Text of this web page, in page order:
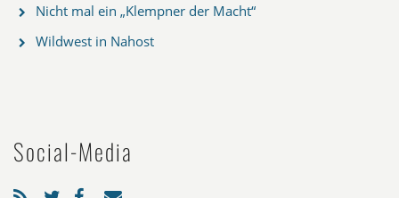
Nicht mal ein „Klempner der Macht“
Wildwest in Nahost
Social-Media